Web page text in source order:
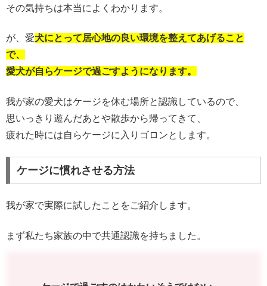
その気持ちは本当によくわかります。
が、愛犬にとって居心地の良い環境を整えてあげること
で、
愛犬が自らケージで過ごすようになります。
我が家の愛犬はケージを休む場所と認識しているので、
思いっきり遊んだあとや散歩から帰ってきて、
疲れた時には自らケージに入りゴロンとします。
ケージに慣れさせる方法
我が家で実際に試したことをご紹介します。
まず私たち家族の中で共通認識を持ちました。